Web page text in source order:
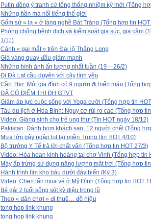
Putin đồng ý tranh cử tổng thống nhiệm kỳ mới (Tổng
Những hồn ma nổi tiếng thế giới
Gốm sứ « lạ » ở làng nghề Bát Tràng (Tổng hợp tin
Phòng chống bệnh dịch và kiểm soát gia súc, gia cầm
1/11)
Cảnh « gai mắt » trên Đại lộ Thăng Long
Giá vàng quay đầu giảm mạnh
Những hình ảnh ấn tượng nhất tuần (19 – 26/2)
Đi Đà Lạt cầu duyên với cây tình yêu
Cần Thơ: Một gia đình có 9 người đi hiến máu (Tổng
ĐÃ CÓ ĐIỂM THI ĐH GTVT
Giảm áp lực cuộc sống với Yoga cười (Tổng hợp tin
Tàu du lịch ở Hòa Bình: Nguy cơ rủi ro cao (Tổng hợp
Video: Giáng sinh cho trẻ ung thư (Tin HOT ngày 18/12)
Pakistan: Đánh bom khách sạn, 12 người chết (Tổng
Mưa lớn gây ngập lụt tại miền Trung (tin HOT 4/10)
Bộ trưởng Y Tế trả lời chất vấn (Tổng hợp tin HOT 27/3)
Video: Hỏa hoạn kinh hoàng tại chợ Vinh (Tổng hợp tin
Máy ấp trứng sử dụng năng lượng mặt trời (Tổng hợp
Hành trình tìm kho báu dưới đáy biển (Kỳ 3)
Video: Chen lấn mua vé ở Mỹ Đình (Tổng hợp tin HOT
Bé gái 2 tuổi sống sót kỳ diệu trong lũ
Theo « dân chơi » đi thuê… đồ hiệu
tong hop link khung
tong hop link khung